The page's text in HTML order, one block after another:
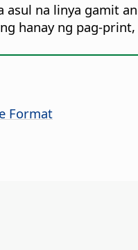
na linya gamit
hanay ng pag-
Format